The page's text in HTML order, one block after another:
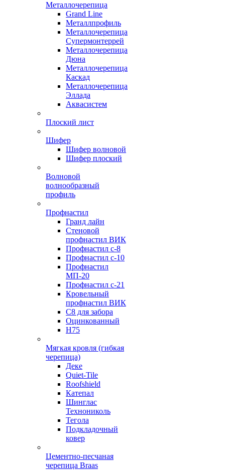
Металлочерепица
Grand Line
Металлпрофиль
Металлочерепица
Супермонтеррей
Металлочерепица
Дюна
Металлочерепица
Каскад
Металлочерепица
Эллада
Аквасистем
Плоский лист
Шифер
Шифер волновой
Шифер плоский
Волновой
волнообразный
профиль
Профнастил
Гранд лайн
Стеновой
профнастил ВИК
Профнастил с-8
Профнастил с-10
Профнастил
МП-20
Профнастил с-21
Кровельный
профнастил ВИК
С8 для забора
Оцинкованный
Н75
Мягкая кровля (гибкая
черепица)
Деке
Quiet-Tile
Roofshield
Катепал
Шинглас
Технониколь
Тегола
Подкладочный
ковер
Цементно-песчаная
черепица Braas